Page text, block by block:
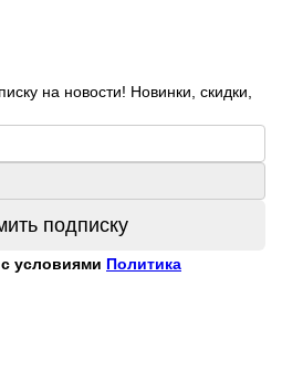
на новости! Новинки, скидки,
подписку
условиями Политика